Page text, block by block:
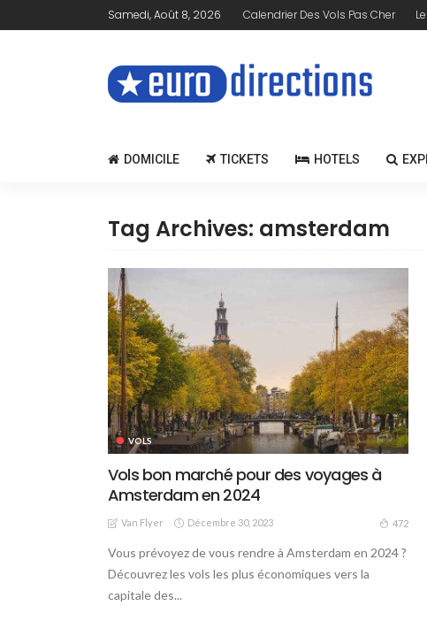
Samedi, Août 8, 2026 Calendrier Des Vols Pas Cher
DOMICILE TICKETS HOTELS
Tag Archives: amsterdam
VOLS
Vols bon marché pour des voyages à
Amsterdam en 2024
Van Flyer Décembre 30, 2023 472
Vous prévoyez de vous rendre à Amsterdam en 2024 ?
Découvrez les vols les plus économiques vers la
capitale des...